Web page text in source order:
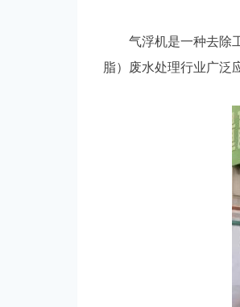
气浮机是一种去除工
脂）废水处理行业广泛